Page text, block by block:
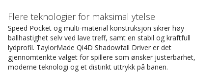
Flere teknologier for maksimal ytelse
Speed Pocket og multi-material konstruksjon sikrer høy
ballhastighet selv ved lave treff, samt en stabil og kraftfull
lydprofil. TaylorMade Qi4D Shadowfall Driver er det
gjennomtenkte valget for spillere som ønsker justerbarhet,
moderne teknologi og et distinkt uttrykk på banen.